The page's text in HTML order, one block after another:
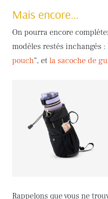
Mais encore…
On pourra encore
modèles restés inchangés
pouch”, et la sacoche de
Rappelons que vous ne